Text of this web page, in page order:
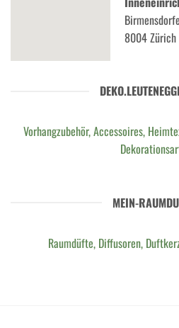
8004 Zürich
Vorhangzubehör, Accessoires,
MEIN-
Raumdüfte, Diffusoren,